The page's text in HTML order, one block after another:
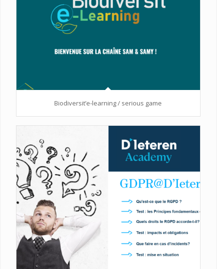
Biodiversit’e-learning / serious game